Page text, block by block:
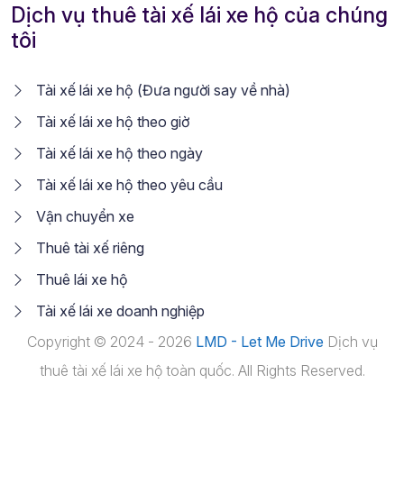
Dịch vụ thuê tài xế lái xe hộ của chúng
tôi
Tài xế lái xe hộ (Đưa người say về nhà)
Tài xế lái xe hộ theo giờ
Tài xế lái xe hộ theo ngày
Tài xế lái xe hộ theo yêu cầu
Vận chuyển xe
Thuê tài xế riêng
Thuê lái xe hộ
Tài xế lái xe doanh nghiệp
Copyright © 2024 - 2026 LMD - Let Me Drive Dịch vụ
thuê tài xế lái xe hộ toàn quốc. All Rights Reserved.